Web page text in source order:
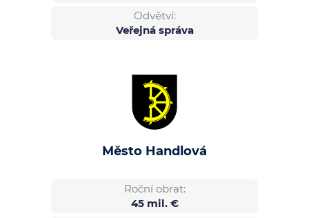
Odvětví:
Veřejná správa
Město Handlová
Roční obrat:
45 mil. €